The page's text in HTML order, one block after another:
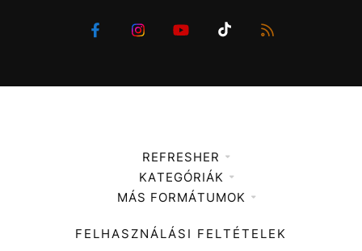
REFRESHER
Médiaajánlat
KATEGÓRIÁK
Zene
Divat
MÁS FORMÁTUMOK
FELHASZNÁLÁSI FELTÉTELEK